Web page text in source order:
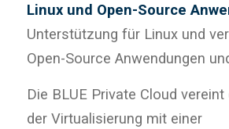
Linux und Open-Source
Unterstützung für Linux und
Open-Source Anwendungen
Die BLUE Private Cloud
der Virtualisierung mit einer